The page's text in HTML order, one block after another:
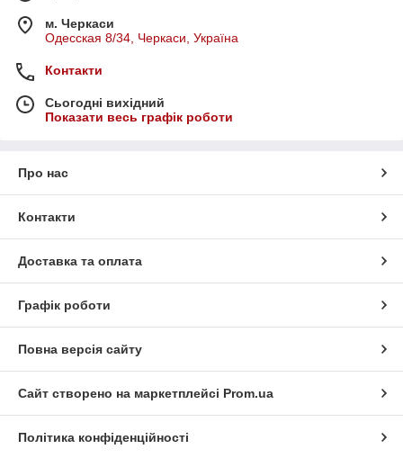
м. Черкаси
Одесская 8/34, Черкаси, Україна
Контакти
Сьогодні вихідний
Показати весь графік роботи
Про нас
Контакти
Доставка та оплата
Графік роботи
Повна версія сайту
Сайт створено на маркетплейсі Prom.ua
Політика конфіденційності